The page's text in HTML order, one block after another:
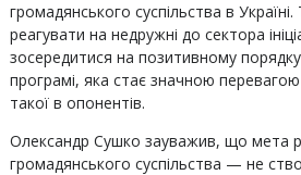
громадянського суспільства в
реагувати на недружні до сектора
зосередитися на позитивному
програмі, яка стає значною перевагою
такої в опонентів.
Олександр Сушко зауважив, що мета
громадянського суспільства — не